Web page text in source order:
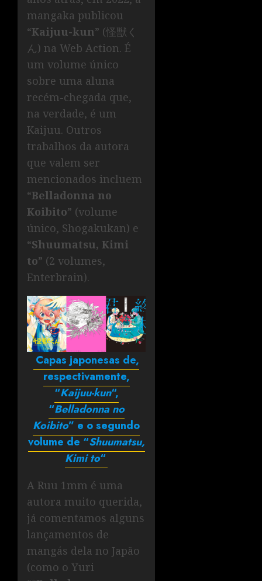
mangaka publicou
“Kaijuu-kun” (怪獣く
ん) na Web Action. É
um volume único
sobre uma aluna
recém-chegada que,
na verdade, é um
Kaijuu. Outros
trabalhos da autora
que valem ser
mencionados incluem
“Belladonna no
Koibito” (volume
único, Shogakukan) e
“Shuumatsu, Kimi
to” (2 volumes,
Enterbrain).
Capas japonesas de,
respectivamente,
“Kaijuu-kun“,
“Belladonna no
Koibito” e o segundo
volume de “Shuumatsu,
Kimi to“
A Ruu 1mm é uma
autora muito querida,
já comentamos alguns
lançamentos de
mangás dela no Japão
(como o Yuri